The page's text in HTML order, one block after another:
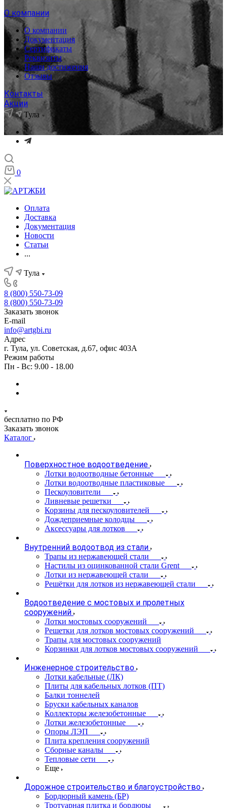
О компании
О компании
Документация
Сертификаты
Реквизиты
Наши достижения
Отзывы
Контакты
Акции
Тула
0
Оплата
Доставка
Документация
Новости
Статьи
...
Тула
8 (800) 550-73-09
8 (800) 550-73-09
Заказать звонок
E-mail
info@artgbi.ru
Адрес
г. Тула, ул. Советская, д.67, офис 403А
Режим работы
Пн - Вс: 9.00 - 18.00
бесплатно по РФ
Заказать звонок
Каталог
Поверхностное водоотведение
Лотки водоотводные бетонные
Лотки водоотводные пластиковые
Пескоуловители
Ливневые решетки
Корзины для пескоуловителей
Дождеприемные колодцы
Аксессуары для лотков
Внутренний водоотвод из стали
Трапы из нержавеющей стали
Настилы из оцинкованной стали Grent
Лотки из нержавеющей стали
Решётки для лотков из нержавеющей стали
Водоотведение с мостовых и пролетных
сооружений
Лотки мостовых сооружений
Решетки для лотков мостовых сооружений
Трапы для мостовых сооружений
Корзинки для лотков мостовых сооружений
Инженерное строительство
Лотки кабельные (ЛК)
Плиты для кабельных лотков (ПТ)
Балки тоннелей
Бруски кабельных каналов
Коллекторы железобетонные
Лотки железобетонные
Опоры ЛЭП
Плита крепления сооружений
Сборные каналы
Тепловые сети
Еще
Дорожное строительство и благоустройство
Бордюрный камень (БР)
Тротуарная плитка и бордюры